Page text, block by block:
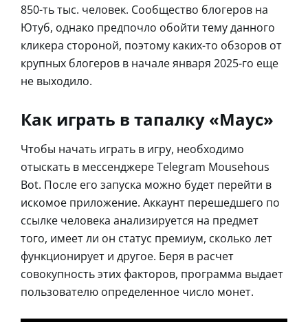
850-ть тыс. человек. Сообщество блогеров на
Ютуб, однако предпочло обойти тему данного
кликера стороной, поэтому каких-то обзоров от
крупных блогеров в начале января 2025-го еще
не выходило.
Как играть в тапалку «Маус»
Чтобы начать играть в игру, необходимо
отыскать в мессенджере Telegram Mousehous
Bot. После его запуска можно будет перейти в
искомое приложение. Аккаунт перешедшего по
ссылке человека анализируется на предмет
того, имеет ли он статус премиум, сколько лет
функционирует и другое. Беря в расчет
совокупность этих факторов, программа выдает
пользователю определенное число монет.